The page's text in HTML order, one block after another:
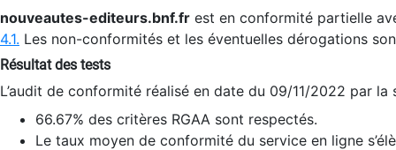
nouveautes-editeurs.bnf.fr est en conformité partielle
4.1. Les non-conformités et les éventuelles dérogations
Résultat des tests
L’audit de conformité réalisé en date du 09/11/2022 par
66.67% des critères RGAA sont respectés.
Le taux moyen de conformité du service en ligne